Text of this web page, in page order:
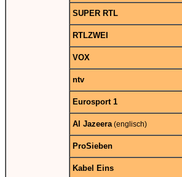
SUPER RTL
RTLZWEI
VOX
ntv
Eurosport 1
Al Jazeera(englisch)
ProSieben
Kabel Eins